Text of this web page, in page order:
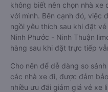
không biết nên chọn nhà xe
với mình. Bên cạnh đó, việc
ngồi yêu thích sau khi đặt
Ninh Phước - Ninh Thuận
hàng sau khi đặt trực tiếp
Cho nên để dễ dàng so
các nhà xe đi, được đảm
nhiều ưu đãi giảm giá vé xe